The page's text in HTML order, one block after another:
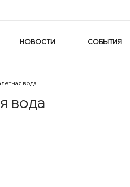
НОВОСТИ СОБЫТИЯ
вода
вода